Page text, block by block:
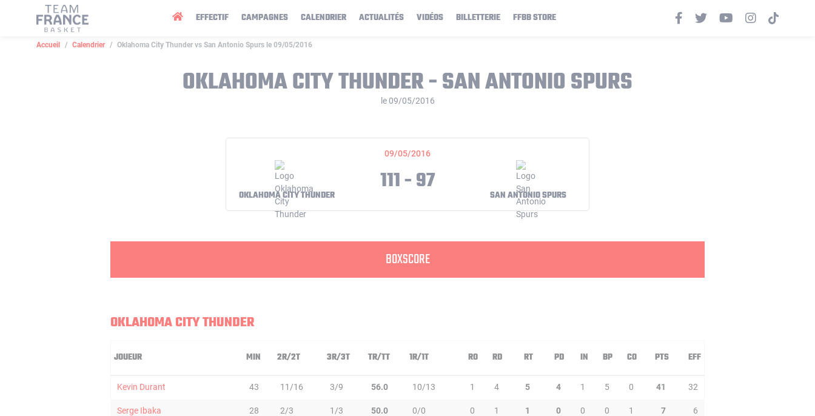
EFFECTIF CAMPAGNES CALENDRIER ACTUALITÉS VIDÉOS BILLETTERIE FFBB STORE
Accueil Calendrier Oklahoma City Thunder vs San Antonio Spurs le 09/05/2016
OKLAHOMA CITY THUNDER - SAN ANTONIO SPURS
le 09/05/2016
09/05/2016
OKLAHOMA CITY THUNDER 111 - 97 SAN ANTONIO SPURS
BOXSCORE
OKLAHOMA CITY THUNDER
JOUEUR MIN 2R/2T 3R/3T TR/TT 1R/1T RO RD RT PD IN BP CO PTS EFF
Kevin Durant 43 11/16 3/9 56.0 10/13 1 4 5 4 1 5 0 41 32
Serge Ibaka 28 2/3 1/3 50.0 0/0 0 1 1 0 0 0 1 7 6
Panneau de gestion des cookies